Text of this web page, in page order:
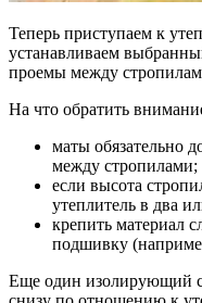
Теперь приступаем к
устанавливаем
проемы между
На что обратить
маты обязательно
между стропилами;
если высота
утеплитель в два
крепить материал
подшивку
Еще один изолирующий